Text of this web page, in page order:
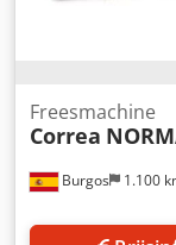
Burgos 1.100
Freesmachine
Correa